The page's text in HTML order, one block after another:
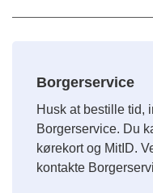
Borgerservice
Husk at bestille tid,
Borgerservice. Du
kørekort og MitID.
kontakte